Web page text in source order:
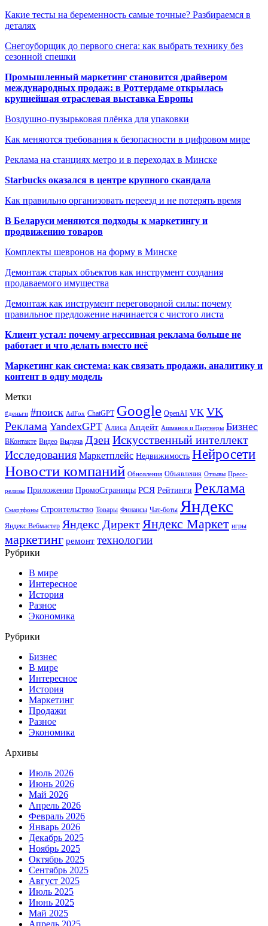
Какие тесты на беременность самые точные? Разбираемся в
деталях
Снегоуборщик до первого снега: как выбрать технику без
сезонной спешки
Промышленный маркетинг становится драйвером
международных продаж: в Роттердаме открылась
крупнейшая отраслевая выставка Европы
Воздушно-пузырьковая плёнка для упаковки
Как меняются требования к безопасности в цифровом мире
Реклама на станциях метро и в переходах в Минске
Starbucks оказался в центре крупного скандала
Как правильно организовать переезд и не потерять время
В Беларуси меняются подходы к маркетингу и
продвижению товаров
Комплекты шевронов на форму в Минске
Демонтаж старых объектов как инструмент создания
продаваемого имущества
Демонтаж как инструмент переговорной силы: почему
правильное предложение начинается с чистого листа
Клиент устал: почему агрессивная реклама больше не
работает и что делать вместо неё
Маркетинг как система: как связать продажи, аналитику и
контент в одну модель
Метки
#деньги #поиск AdFox ChatGPT Google OpenAI VK VK
Реклама YandexGPT Алиса Апдейт Ашманов и Партнеры Бизнес
ВКонтакте Видео Выдача ДзенИскусственный интеллект
Исследования Маркетплейс Недвижимость Нейросети
Новости компаний Обновления Объявления Отзывы Пресс-
релизы Приложения ПромоСтраницы РСЯ Рейтинги Реклама
Смартфоны Строительство Товары Финансы Чат-боты Яндекс
Яндекс.Вебмастер Яндекс ДиректЯндекс Маркет игры
маркетинг ремонт технологии
Рубрики
В мире
Интересное
История
Разное
Экономика
Рубрики
Бизнес
В мире
Интересное
История
Маркетинг
Продажи
Разное
Экономика
Архивы
Июль 2026
Июнь 2026
Май 2026
Апрель 2026
Февраль 2026
Январь 2026
Декабрь 2025
Ноябрь 2025
Октябрь 2025
Сентябрь 2025
Август 2025
Июль 2025
Июнь 2025
Май 2025
Апрель 2025